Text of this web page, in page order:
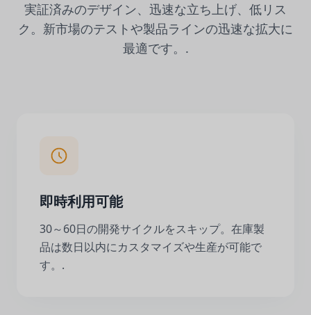
実証済みのデザイン、迅速な立ち上げ、低リス
ク。新市場のテストや製品ラインの迅速な拡大に
最適です。.
即時利用可能
30～60日の開発サイクルをスキップ。在庫製
品は数日以内にカスタマイズや生産が可能で
す。.